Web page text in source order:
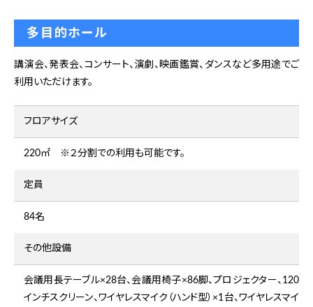
多目的ホール
講演会、発表会、コンサート、演劇、映画鑑賞、ダンスなど多用途でご
利用いただけます。
フロアサイズ
220㎡ ※２分割での利用も可能です。
定員
84名
その他設備
会議用長テーブル×28台、会議用椅子×86脚、プロジェクター、120
インチスクリーン、ワイヤレスマイク（ハンド型）×1台、ワイヤレスマイ